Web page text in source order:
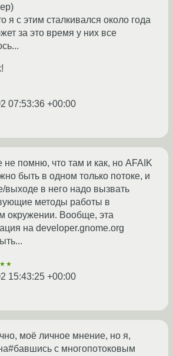
я с этим сталкивался около года
за это время у них все
07:53:36 +00:00
помню, что там и как, но AFAIK
быть в одном только потоке, и
выходе в него надо вызвать
методы работы в
окружении. Вообще, эта
на developer.gnome.org
15:43:25 +00:00
моё личное мнение, но я,
с многопотоковым